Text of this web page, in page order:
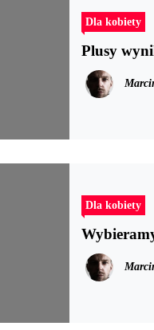
Dla kobiety
Plusy
Dla kobiety